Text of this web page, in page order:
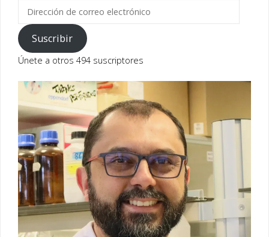
Dirección
correo
electrónico
Suscribir
Únete a otros 494 suscriptores